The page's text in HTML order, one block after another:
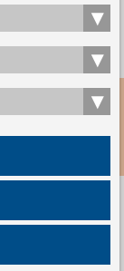
„Dafür haben
der
und vieles
haben
Rollenspielen
von
Anmeldung
▾
▾
▾